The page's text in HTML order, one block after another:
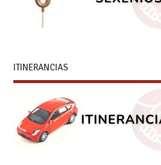
ITINERANCIAS